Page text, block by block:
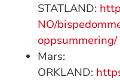
STATLAND:
NO/
oppsummering/
Mars:
ORKLAND: